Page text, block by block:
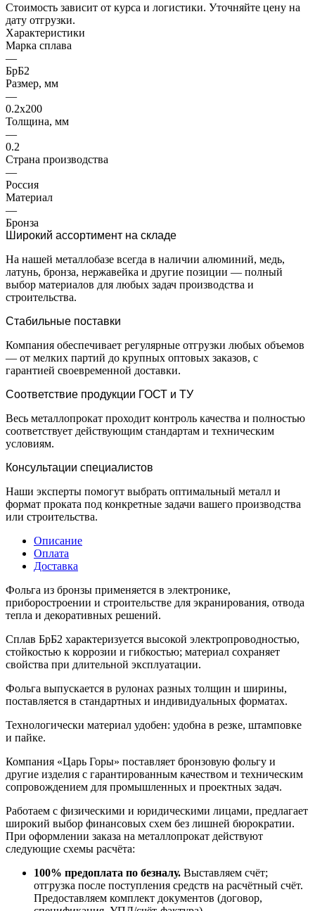
Стоимость зависит от курса и логистики. Уточняйте цену на
дату отгрузки.
Характеристики
Марка сплава
—
БрБ2
Размер, мм
—
0.2х200
Толщина, мм
—
0.2
Страна производства
—
Россия
Материал
—
Бронза
Широкий ассортимент на складе
На нашей металлобазе всегда в наличии алюминий, медь,
латунь, бронза, нержавейка и другие позиции — полный
выбор материалов для любых задач производства и
строительства.
Стабильные поставки
Компания обеспечивает регулярные отгрузки любых объемов
— от мелких партий до крупных оптовых заказов, с
гарантией своевременной доставки.
Соответствие продукции ГОСТ и ТУ
Весь металлопрокат проходит контроль качества и полностью
соответствует действующим стандартам и техническим
условиям.
Консультации специалистов
Наши эксперты помогут выбрать оптимальный металл и
формат проката под конкретные задачи вашего производства
или строительства.
Описание
Оплата
Доставка
Фольга из бронзы применяется в электронике,
приборостроении и строительстве для экранирования, отвода
тепла и декоративных решений.
Сплав БрБ2 характеризуется высокой электропроводностью,
стойкостью к коррозии и гибкостью; материал сохраняет
свойства при длительной эксплуатации.
Фольга выпускается в рулонах разных толщин и ширины,
поставляется в стандартных и индивидуальных форматах.
Технологически материал удобен: удобна в резке, штамповке
и пайке.
Компания «Царь Горы» поставляет бронзовую фольгу и
другие изделия с гарантированным качеством и техническим
сопровождением для промышленных и проектных задач.
Работаем с физическими и юридическими лицами, предлагает
широкий выбор финансовых схем без лишней бюрократии.
При оформлении заказа на металлопрокат действуют
следующие схемы расчёта:
100% предоплата по безналу. Выставляем счёт;
отгрузка после поступления средств на расчётный счёт.
Предоставляем комплект документов (договор,